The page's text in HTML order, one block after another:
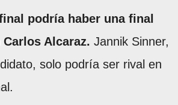
podría haber una final
Alcaraz. Jannik Sinner,
solo podría ser rival en